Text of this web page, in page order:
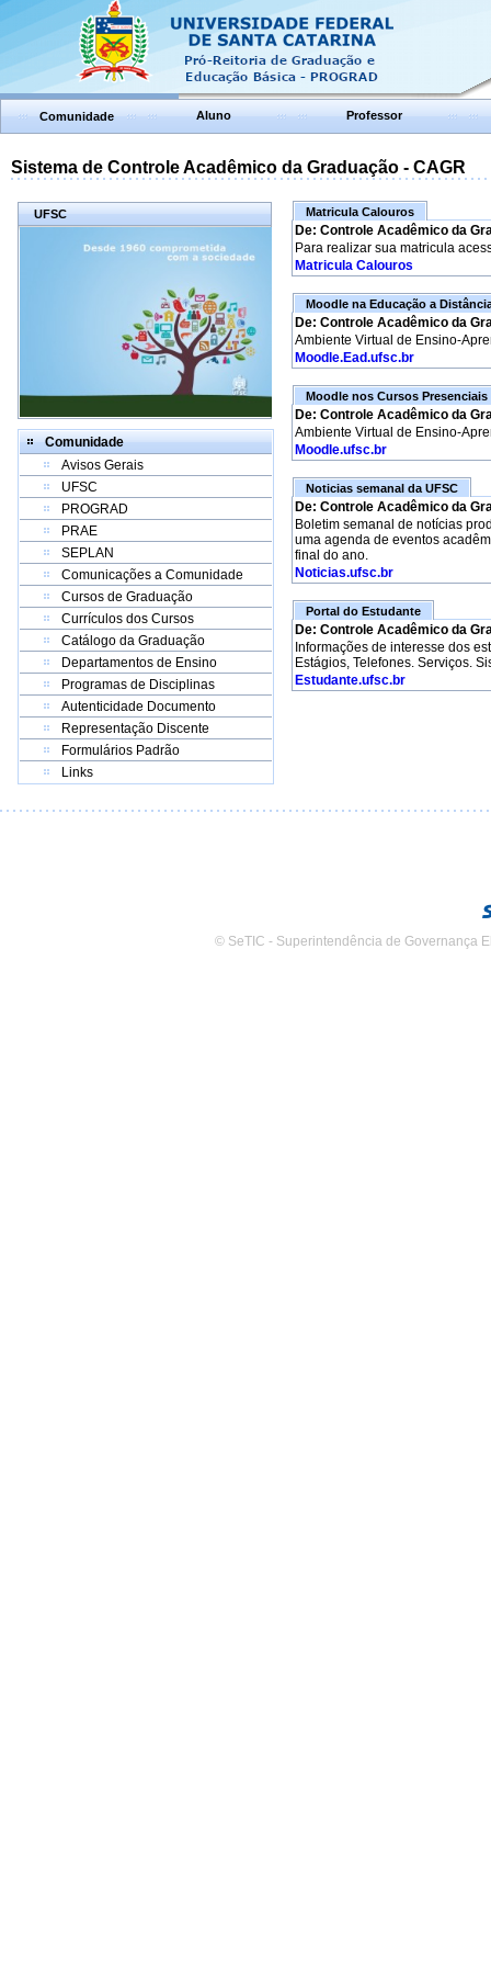
Comunidade Aluno Professor
Sistema de Controle Acadêmico da Graduação - CAGR
UFSC
Comunidade
Avisos Gerais
UFSC
PROGRAD
PRAE
SEPLAN
Comunicações a Comunidade
Cursos de Graduação
Currículos dos Cursos
Catálogo da Graduação
Departamentos de Ensino
Programas de Disciplinas
Autenticidade Documento
Representação Discente
Formulários Padrão
Links
Matricula Calouros
De: Controle Acadêmico da
Para realizar sua matricula
Matricula Calouros
Moodle na Educação a
De: Controle Acadêmico da
Ambiente Virtual de Ensino-
Moodle.Ead.ufsc.br
Moodle nos Cursos Presenciais
De: Controle Acadêmico da
Ambiente Virtual de Ensino-
Moodle.ufsc.br
Noticias semanal da UFSC
De: Controle Acadêmico da
Boletim semanal de notícias
uma agenda de eventos
final do ano.
Noticias.ufsc.br
Portal do Estudante
De: Controle Acadêmico da
Informações de interesse dos
Estágios, Telefones. Serviços.
Estudante.ufsc.br
© SeTIC - Superintendência de Governança